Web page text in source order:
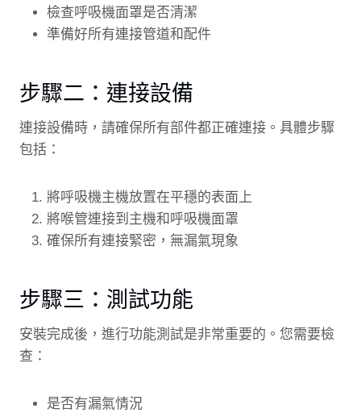
檢查呼吸機面罩是否清潔
準備好所有連接管道和配件
步驟二：連接設備
連接設備時，請確保所有部件都正確連接。具體步驟
包括：
將呼吸機主機放置在平穩的表面上
將喉管連接到主機和呼吸機面罩
確保所有連接緊密，無漏氣現象
步驟三：測試功能
安裝完成後，進行功能測試是非常重要的。您需要檢
查：
是否有漏氣情況